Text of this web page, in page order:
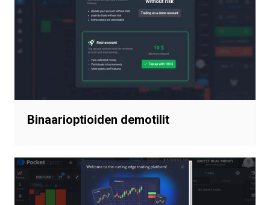
Binaarioptioiden demotilit